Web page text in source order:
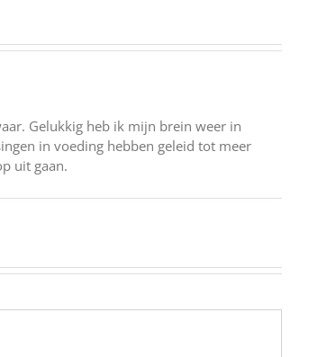
Gelukkig heb ik mijn brein weer in
in voeding hebben geleid tot meer
uit gaan.